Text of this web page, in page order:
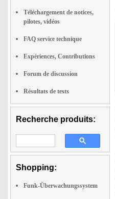
Téléchargement de notices,
pilotes, vidéos
FAQ service technique
Expériences, Contributions
Forum de discussion
Résultats de tests
Recherche produits:
Shopping:
Funk-Überwachungssystem